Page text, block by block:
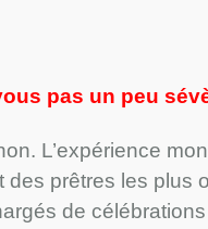
pas un peu
L’expérience
prêtres les plus
de